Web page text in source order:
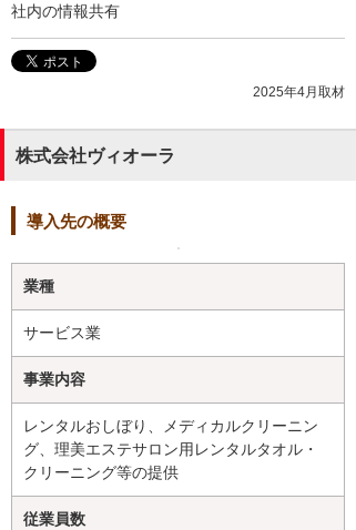
社内の情報共有
2025年4月取材
株式会社ヴィオーラ
導入先の概要
業種
サービス業
事業内容
レンタルおしぼり、メディカルクリーニン
グ、理美エステサロン用レンタルタオル・
クリーニング等の提供
従業員数